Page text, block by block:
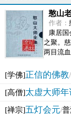
憨山
作者：
康居
之聚。
两目流
[学佛]正信的佛教/
[高僧]太虚大师年
[禅宗]五灯会元/